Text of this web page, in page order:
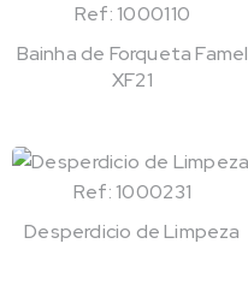
Ref: 1000110
Bainha de Forqueta Famel
XF21
Ref: 1000231
Desperdicio de Limpeza